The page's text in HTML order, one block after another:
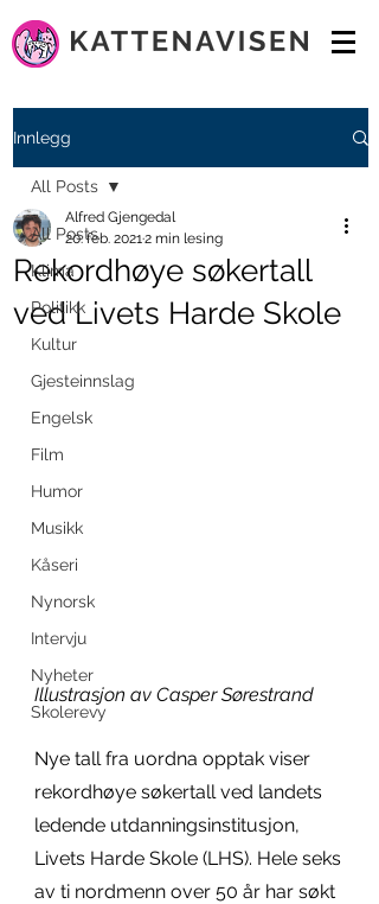
Innlegg
All Posts
Klima
Politikk
Kultur
Gjesteinnslag
Engelsk
Film
Humor
Musikk
Kåseri
Nynorsk
Intervju
Nyheter
Skolerevy
All Posts
Rekordhøye søkertall
ved Livets Harde Skole
Alfred Gjengedal
20. feb. 20212 min lesing
Illustrasjon av Casper Sørestrand
Nye tall fra uordna opptak viser
rekordhøye søkertall ved landets
ledende utdanningsinstitusjon,
Livets Harde Skole (LHS). Hele seks
av ti nordmenn over 50 år har søkt